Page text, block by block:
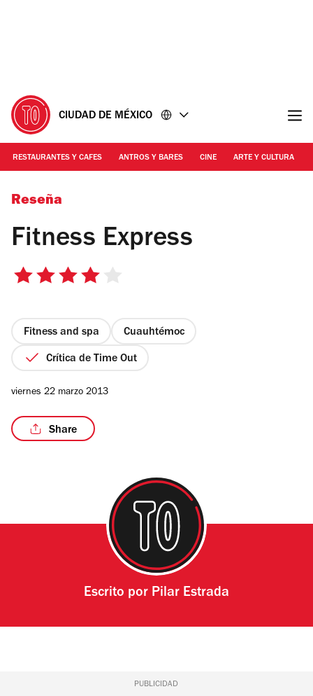
CIUDAD DE MÉXICO
RESTAURANTES Y CAFES ANTROS Y BARES CINE ARTE Y CULTURA
Time Out
Reseña
Fitness Express
4
estrellas
Fitness and spa Cuauhtémoc
Crítica de Time Out
viernes 22 marzo 2013
Share
Escrito por Pilar Estrada
PUBLICIDAD